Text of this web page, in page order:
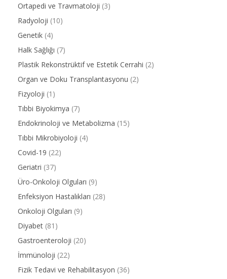
Ortapedi ve Travmatoloji (3)
Radyoloji (10)
Genetik (4)
Halk Sağlığı (7)
Plastik Rekonstrüktif ve Estetik Cerrahi (2)
Organ ve Doku Transplantasyonu (2)
Fizyoloji (1)
Tıbbi Biyokimya (7)
Endokrinoloji ve Metabolizma (15)
Tıbbi Mikrobiyoloji (4)
Covid-19 (22)
Geriatri (37)
Üro-Onkoloji Olguları (9)
Enfeksiyon Hastalıkları (28)
Onkoloji Olguları (9)
Diyabet (81)
Gastroenteroloji (20)
İmmünoloji (22)
Fizik Tedavi ve Rehabilitasyon (36)